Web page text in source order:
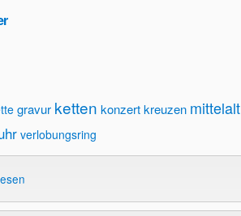
gravur ketten konzertkreuzen mittelalt
verlobungsring